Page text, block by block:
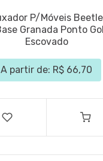
P/Móveis Beetle
Granada Ponto
Escovado
A partir de: R$ 66,70